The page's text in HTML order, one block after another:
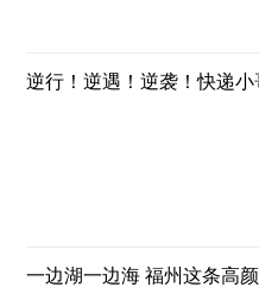
逆行！逆遇！逆袭！快递
一边湖一边海 福州这条高